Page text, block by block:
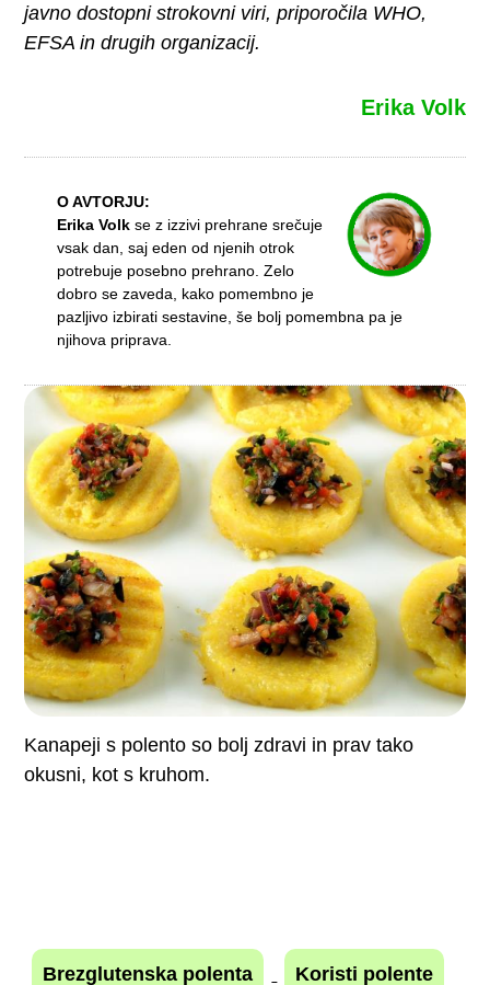
javno dostopni strokovni viri, priporočila WHO,
EFSA in drugih organizacij.
Erika Volk
O AVTORJU:
Erika Volk se z izzivi prehrane srečuje
vsak dan, saj eden od njenih otrok
potrebuje posebno prehrano. Zelo
dobro se zaveda, kako pomembno je
pazljivo izbirati sestavine, še bolj pomembna pa je
njihova priprava.
Kanapeji s polento so bolj zdravi in prav tako
okusni, kot s kruhom.
Brezglutenska polenta Koristi polente